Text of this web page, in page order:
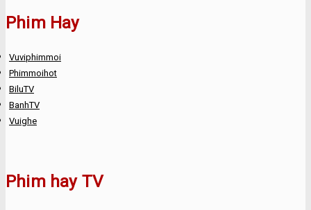
Phim Hay
Vuviphimmoi
Phimmoihot
BiluTV
BanhTV
Vuighe
Phim hay TV